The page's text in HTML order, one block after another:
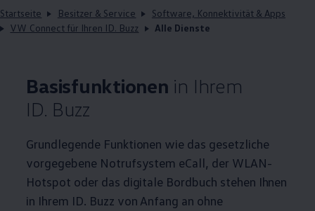
Startseite Besitzer & Service
Software, Konnektivität & Apps
VW Connect für Ihren ID. Buzz
Alle Dienste
Basisfunktionen in Ihrem
ID. Buzz
Grundlegende Funktionen wie das gesetzliche
vorgegebene Notrufsystem eCall, der WLAN-
Hotspot oder das digitale Bordbuch stehen Ihnen
in Ihrem ID. Buzz von Anfang an ohne